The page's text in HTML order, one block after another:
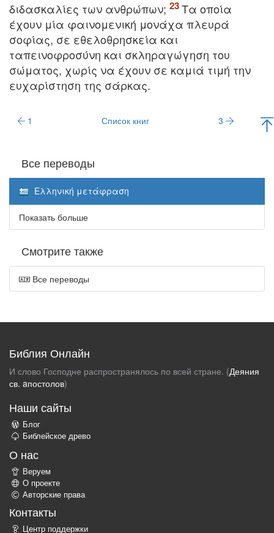
διδασκαλίες των ανθρώπων;
Tα οποία
έχουν μία φαινομενική μονάχα πλευρά
σοφίας, σε εθελοθρησκεία και
ταπεινοφροσύνη και σκληραγώγηση του
σώματος, χωρίς να έχουν σε καμιά τιμή την
ευχαρίστηση της σάρκας.
1 Список книг 3
Все переводы
Ελληνική μετάφραση
Показать больше
Смотрите также
Все переводы
Библия Онлайн
И слово Господне распространялось по всей стране. (Деяния
св. aпостолов)
Наши сайты
Блог
Библейское древо
О нас
Веруем
О проекте
Авторские права
Контакты
Центр поддержки